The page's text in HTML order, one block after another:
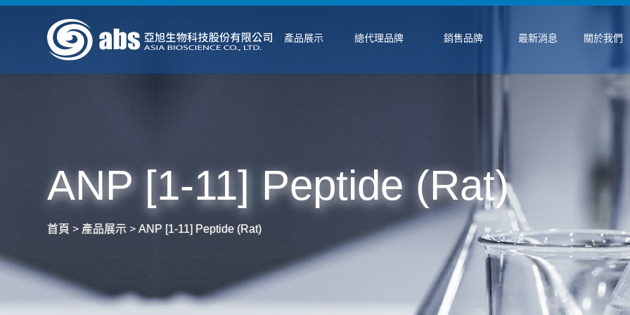
產品展示 總代理品牌 銷售品牌 最新消息 關於我們
ANP [1-11] Peptide (Rat)
首頁 > 產品展示 >ANP [1-11] Peptide (Rat)